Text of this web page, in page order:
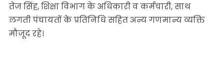
तेज सिंह, शिक्षा विभाग के अधिकारी व कर्मचारी, साथ
लगती पंचायतों के प्रतिनिधि सहित अन्य गणमान्य व्यक्ति
मौजूद रहे।